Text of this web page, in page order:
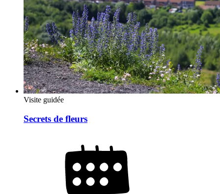
Visite guidée
Secrets de fleurs